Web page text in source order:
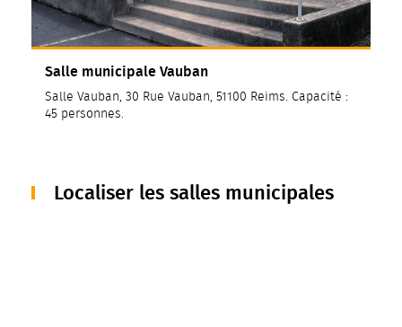
Salle municipale Vauban
Salle Vauban, 30 Rue Vauban, 51100 Reims. Capacité :
45 personnes.
Localiser les salles municipales